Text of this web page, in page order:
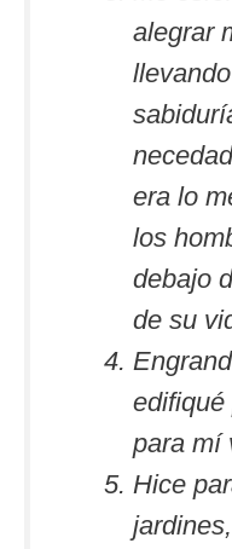
alegrar
era lo
los
debajo
de su
para mí
Hice